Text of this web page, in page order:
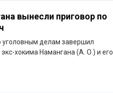
вынесли приговор по
уголовным делам завершил
хокима Намангана (А. О.) и его